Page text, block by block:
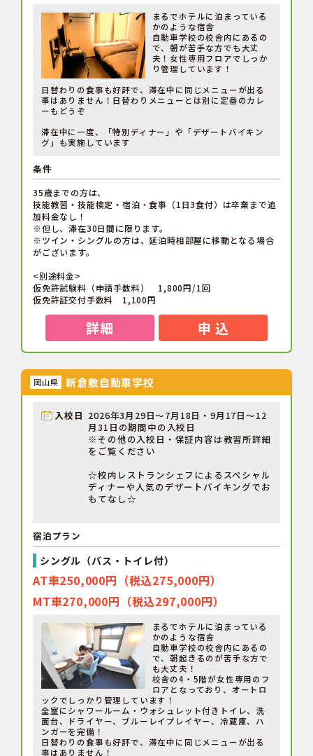
まるでホテルに泊まっている
かのような宿舎
自動車学校の校舎内にあるの
で、朝が苦手な方でも大丈
夫！女性専用フロアでしっか
り管理しています！
日替わりの食事も好評で、滞在中に同じメニューが出る
事はありません！日替わりメニューとは別に定番のカレ
ーもどうぞ
滞在中に一度、「特別ディナー」や「デザートバイキン
グ」も実施しています
条件
35歳までの方は、
技能教習・技能検定・宿泊・食事（1日3食付）は卒業まで追
加料金なし！
※但し、滞在30日間に限ります。
※ツイン・シングルの方は、延泊時相部屋に移動となる場合
がございます。
<別途料金>
仮免許試験料（申請手数料） 1,800円/1回
仮免許証交付手数料 1,100円
詳細 申 込
岡山県 新倉敷自動車学校
入校日 2026年3月29日～7月18日・9月17日～12
月31日の期間中の入校日
※その他の入校日・保証内容は教習所詳細
をご覧ください
☆校内レストランシェフによるスペシャル
ディナーや人気のデザートバイキングでお
もてなし☆
宿泊プラン
シングル（バス・トイレ付）
AT車250,000円（税込275,000円）
MT車270,000円（税込297,000円）
まるでホテルに泊まっている
かのような宿舎
自動車学校の校舎内にあるの
で、朝起きるのが苦手な方で
も大丈夫！
校舎の4・5階が女性専用のフ
ロアとなっており、オートロ
ックでしっかり管理しています！
全室にシャワールーム・ウォシュレット付きトイレ、洗
面台、ドライヤー、ブルーレイプレイヤー、冷蔵庫、ハ
ンガーを完備！
日替わりの食事も好評で、滞在中に同じメニューが出る
事はありません！